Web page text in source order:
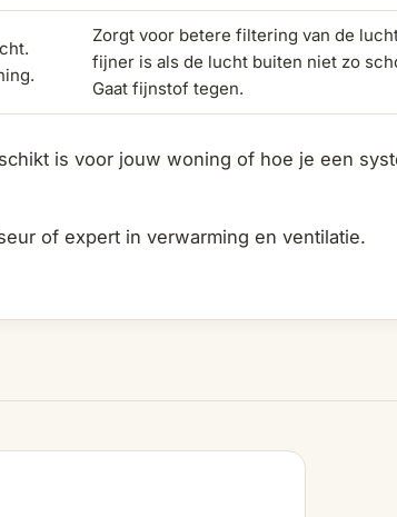
Zorgt voor betere filtering van de
fijner is als de lucht buiten niet zo
Gaat fijnstof tegen.
is voor jouw woning of hoe je een
of expert in verwarming en ventilatie.